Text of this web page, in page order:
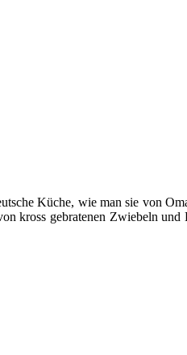
Küche, wie man sie von
kross gebratenen Zwiebeln